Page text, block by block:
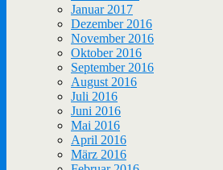
Januar 2017
Dezember 2016
November 2016
Oktober 2016
September 2016
August 2016
Juli 2016
Juni 2016
Mai 2016
April 2016
März 2016